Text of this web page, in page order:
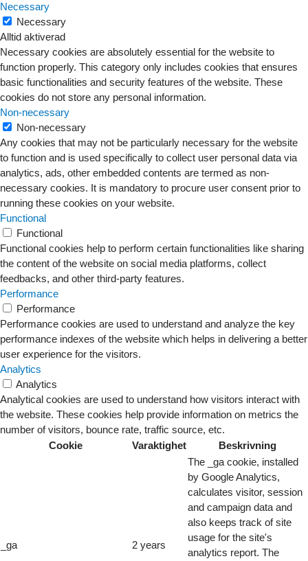
Necessary
Necessary
Alltid aktiverad
Necessary cookies are absolutely essential for the website to
function properly. This category only includes cookies that ensures
basic functionalities and security features of the website. These
cookies do not store any personal information.
Non-necessary
Non-necessary
Any cookies that may not be particularly necessary for the website
to function and is used specifically to collect user personal data via
analytics, ads, other embedded contents are termed as non-
necessary cookies. It is mandatory to procure user consent prior to
running these cookies on your website.
Functional
Functional
Functional cookies help to perform certain functionalities like sharing
the content of the website on social media platforms, collect
feedbacks, and other third-party features.
Performance
Performance
Performance cookies are used to understand and analyze the key
performance indexes of the website which helps in delivering a better
user experience for the visitors.
Analytics
Analytics
Analytical cookies are used to understand how visitors interact with
the website. These cookies help provide information on metrics the
number of visitors, bounce rate, traffic source, etc.
Cookie
Varaktighet Beskrivning
_ga 2 years
The _ga cookie, installed
by Google Analytics,
calculates visitor, session
and campaign data and
also keeps track of site
usage for the site's
analytics report. The